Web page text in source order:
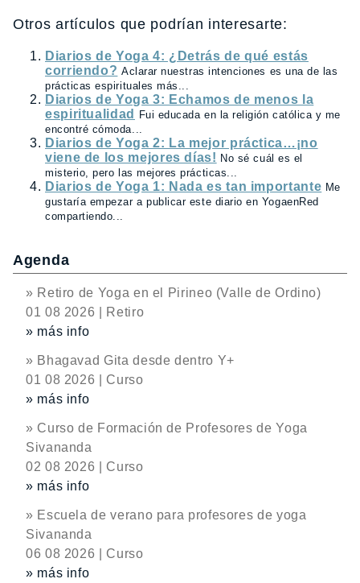
Otros artículos que podrían interesarte:
Diarios de Yoga 4: ¿Detrás de qué estás
corriendo? Aclarar nuestras intenciones es una de las
prácticas espirituales más...
Diarios de Yoga 3: Echamos de menos la
espiritualidad
Fui educada en la religión católica y me
encontré cómoda...
Diarios de Yoga 2: La mejor práctica…¡no
viene de los mejores días! No sé cuál es el
misterio, pero las mejores prácticas...
Diarios de Yoga 1: Nada es tan importante Me
gustaría empezar a publicar este diario en YogaenRed
compartiendo...
Agenda
» Retiro de Yoga en el Pirineo (Valle de Ordino)
01 08 2026 | Retiro
» más info
» Bhagavad Gita desde dentro Y+
01 08 2026 | Curso
» más info
» Curso de Formación de Profesores de Yoga
Sivananda
02 08 2026 | Curso
» más info
» Escuela de verano para profesores de yoga
Sivananda
06 08 2026 | Curso
» más info